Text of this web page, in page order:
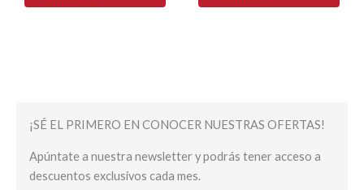
¡SÉ EL PRIMERO EN CONOCER NUESTRAS OFERTAS!
Apúntate a nuestra newsletter y podrás tener acceso a
descuentos exclusivos cada mes.